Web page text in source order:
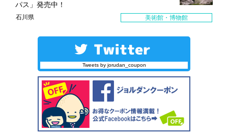
パス」発売中！
石川県 美術館・博物館
Tweets by jorudan_coupon